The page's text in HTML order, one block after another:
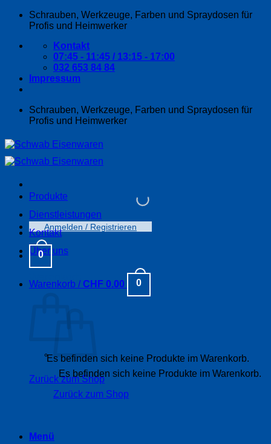
Zum
Schrauben, Werkzeuge, Farben und Spraydosen für
Profis und Heimwerker
Kontakt
07:45 - 11:45 / 13:15 - 17:00
032 653 84 84
Impressum
Schrauben, Werkzeuge, Farben und Spraydosen für
Profis und Heimwerker
Anmelden / Registrieren
0
Es befinden sich keine Produkte im Warenkorb.
Zurück zum Shop
Produkte
Dienstleistungen
Kontakt
Über uns
Warenkorb /CHF 0.00 0
Es befinden sich keine Produkte im Warenkorb.
Zurück zum Shop
Menü